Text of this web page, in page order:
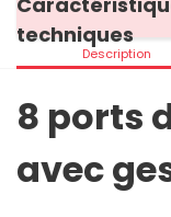
techniques
Description
8 ports
avec